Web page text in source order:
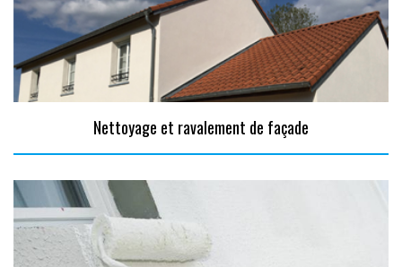
Nettoyage et ravalement de façade